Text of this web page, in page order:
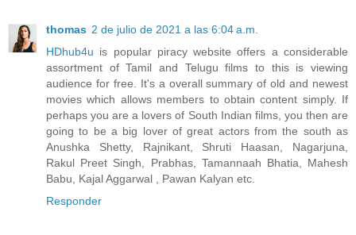
thomas 2 de julio de 2021 a las 6:04 a.m.
HDhub4u is popular piracy website offers a considerable
assortment of Tamil and Telugu films to this is viewing
audience for free. It's a overall summary of old and newest
movies which allows members to obtain content simply. If
perhaps you are a lovers of South Indian films, you then are
going to be a big lover of great actors from the south as
Anushka Shetty, Rajnikant, Shruti Haasan, Nagarjuna,
Rakul Preet Singh, Prabhas, Tamannaah Bhatia, Mahesh
Babu, Kajal Aggarwal , Pawan Kalyan etc.
Responder